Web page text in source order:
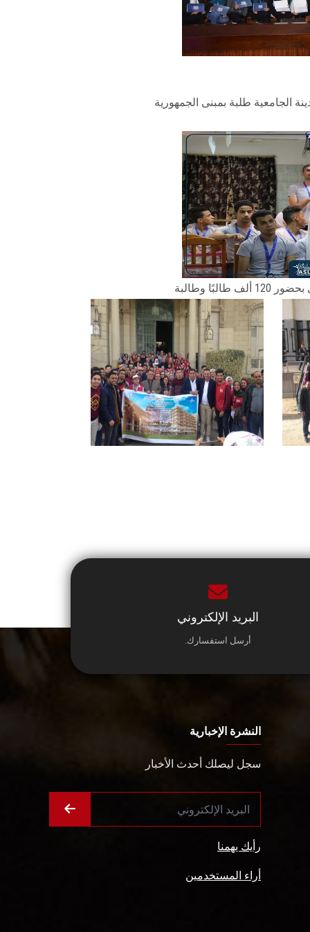
وطالبة
البريد الإلكتروني
أرسل استفسارك.
النشرة الإخبارية
سجل ليصلك أحدث الأخبار
رأيك يهمنا
أراء المستخدمين